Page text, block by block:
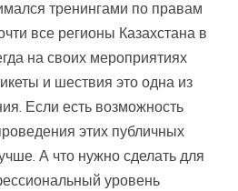
тренингами по правам
все регионы Казахстана в
на своих мероприятиях
и шествия это одна из
Если есть возможность
этих публичных
А что нужно сделать для
уровень